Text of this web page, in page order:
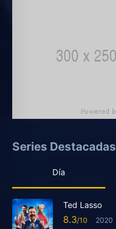
Series Destacadas
Día
Ted Lasso
8.3 2020